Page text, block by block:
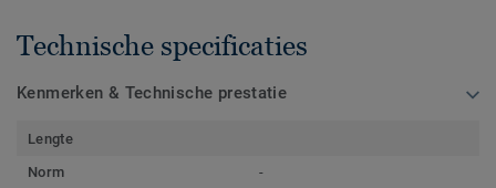
Technische specificaties
Kenmerken & Technische prestatie
Lengte
Norm
-